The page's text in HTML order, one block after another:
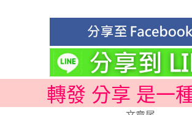
轉發 分享 是一